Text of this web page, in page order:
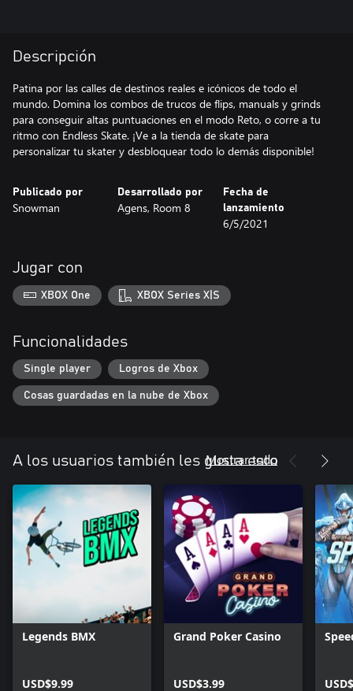
Descripción
Patina por las calles de destinos reales e icónicos de todo el
mundo. Domina los combos de trucos de flips, manuals y grinds
para conseguir altas puntuaciones en el modo Reto, o corre a tu
ritmo con Endless Skate. ¡Ve a la tienda de skate para
personalizar tu skater y desbloquear todo lo demás disponible!
Publicado por
Snowman
Desarrollado por
Agens, Room 8
Fecha de
lanzamiento
6/5/2021
Jugar con
XBOX One XBOX Series X|S
Funcionalidades
Single player Logros de Xbox
Cosas guardadas en la nube de Xbox
A los usuarios también les gusta esto
Mostrar todo
Legends BMX
USD$9.99
Grand Poker Casino
USD$3.99